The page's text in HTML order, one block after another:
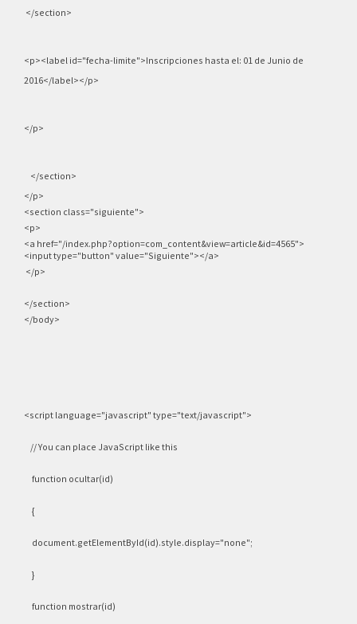
</section>
<p><label id="fecha-limite">Inscripciones hasta el: 01 de Junio de
2016</label></p>
</p>
</section>
</p>
<section class="siguiente">
<p>
<a href="/index.php?option=com_content&view=article&id=4565">
<input type="button" value="Siguiente"></a>
</p>
</section>
</body>
<script language="javascript" type="text/javascript">
// You can place JavaScript like this
function ocultar(id)
{
document.getElementById(id).style.display="none";
}
function mostrar(id)